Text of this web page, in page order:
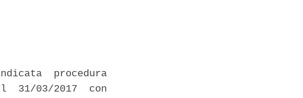
procedura
31/03/2017  con